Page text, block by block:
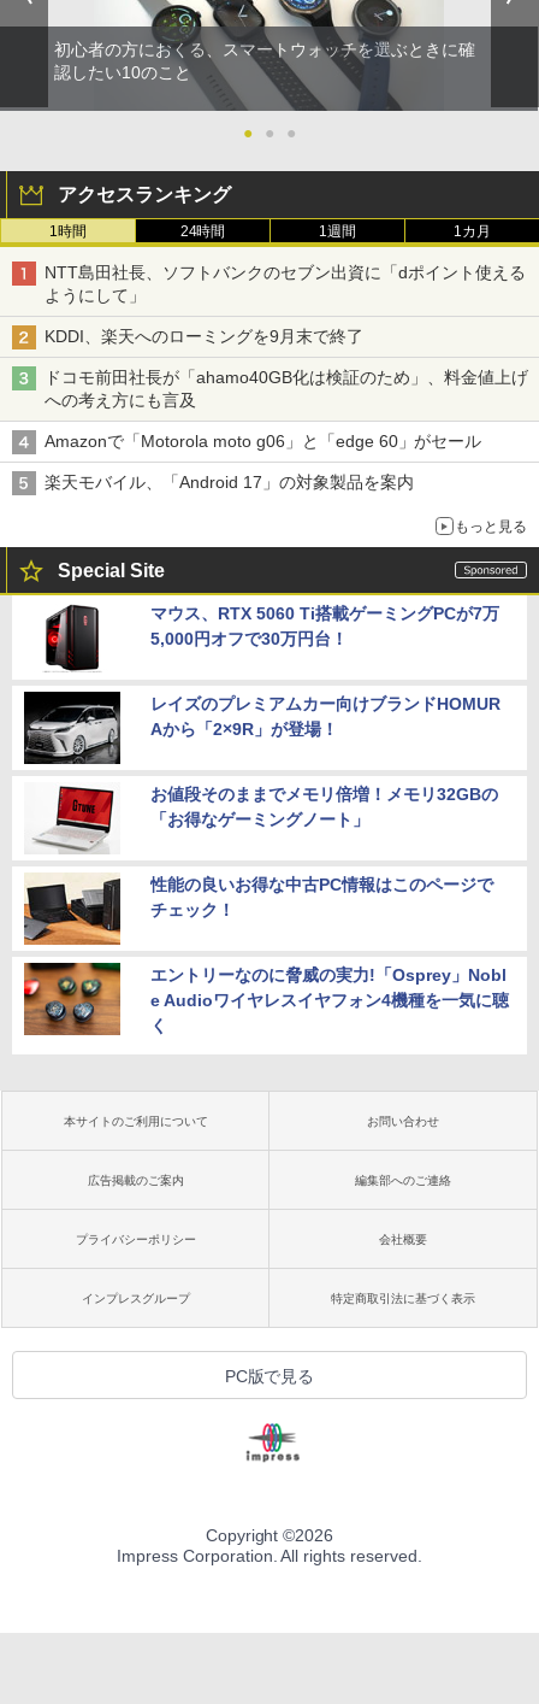
初心者の方におくる、スマートウォッチを選ぶときに確
認したい10のこと
● ● ●
アクセスランキング
1時間 24時間 1週間 1カ月
NTT島田社長、ソフトバンクのセブン出資に「dポイント使える
ようにして」
KDDI、楽天へのローミングを9月末で終了
ドコモ前田社長が「ahamo40GB化は検証のため」、料金値上げ
への考え方にも言及
Amazonで「Motorola moto g06」と「edge 60」がセール
楽天モバイル、「Android 17」の対象製品を案内
もっと見る
Special Site
マウス、RTX 5060 Ti搭載ゲーミングPCが7万
5,000円オフで30万円台！
レイズのプレミアムカー向けブランドHOMUR
Aから「2×9R」が登場！
お値段そのままでメモリ倍増！メモリ32GBの
「お得なゲーミングノート」
性能の良いお得な中古PC情報はこのページで
チェック！
エントリーなのに脅威の実力!「Osprey」Nobl
e Audioワイヤレスイヤフォン4機種を一気に聴
く
本サイトのご利用について お問い合わせ
広告掲載のご案内 編集部へのご連絡
プライバシーポリシー 会社概要
インプレスグループ 特定商取引法に基づく表示
PC版で見る
Copyright ©2026
Impress Corporation. All rights reserved.